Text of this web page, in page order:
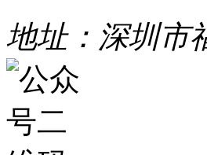
地址：深圳市